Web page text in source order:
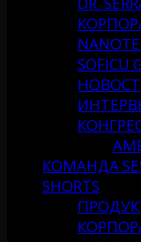
SOFICU
КОМАНДА
SHORTS